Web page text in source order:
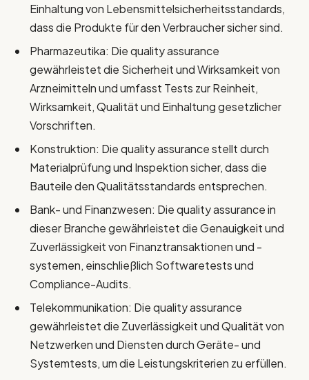
Einhaltung von Lebensmittelsicherheitsstandards,
dass die Produkte für den Verbraucher sicher sind.
Pharmazeutika: Die quality assurance
gewährleistet die Sicherheit und Wirksamkeit von
Arzneimitteln und umfasst Tests zur Reinheit,
Wirksamkeit, Qualität und Einhaltung gesetzlicher
Vorschriften.
Konstruktion: Die quality assurance stellt durch
Materialprüfung und Inspektion sicher, dass die
Bauteile den Qualitätsstandards entsprechen.
Bank- und Finanzwesen: Die quality assurance in
dieser Branche gewährleistet die Genauigkeit und
Zuverlässigkeit von Finanztransaktionen und -
systemen, einschließlich Softwaretests und
Compliance-Audits.
Telekommunikation: Die quality assurance
gewährleistet die Zuverlässigkeit und Qualität von
Netzwerken und Diensten durch Geräte- und
Systemtests, um die Leistungskriterien zu erfüllen.